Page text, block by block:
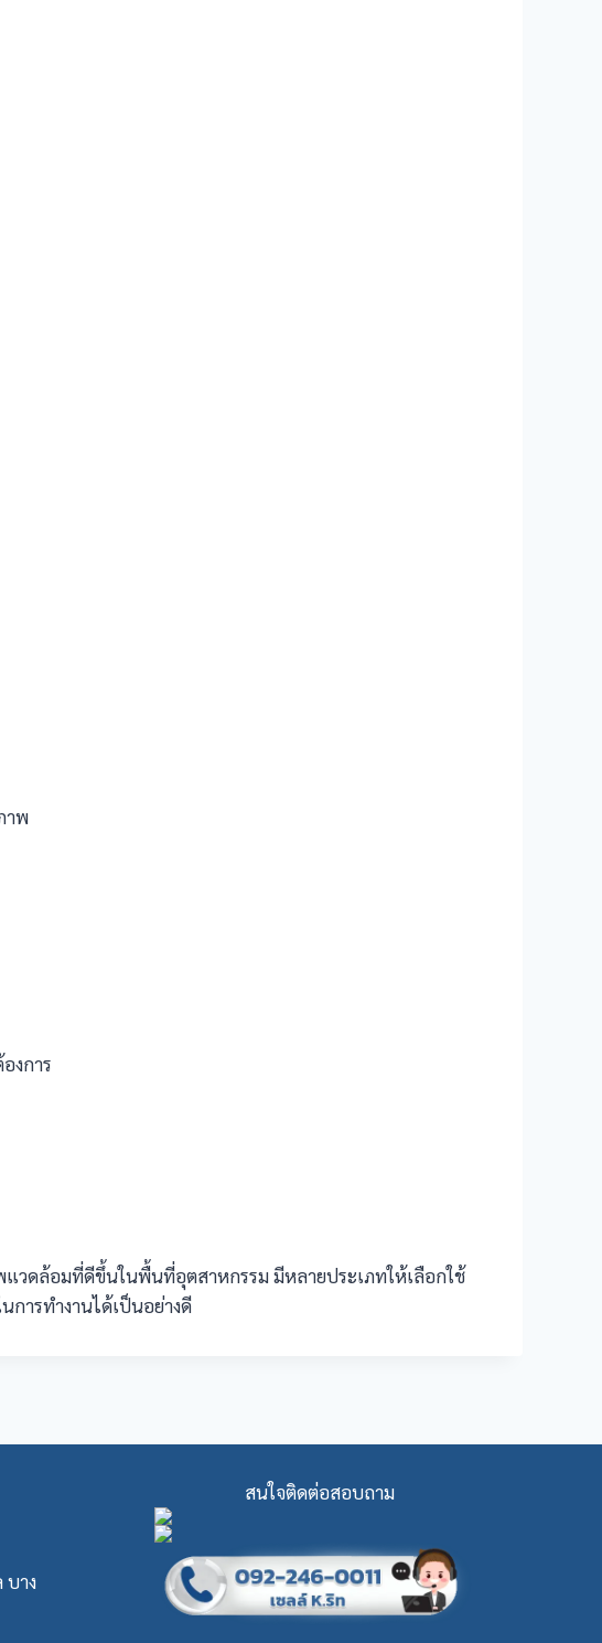
าพ
งการ
วดล้อมที่ดีขึ้นในพื้นที่อุตสาหกรรม มีหลายประเภทให้เลือกใช้
ารทำงานได้เป็นอย่างดี
บาง
สนใจติดต่อสอบถาม